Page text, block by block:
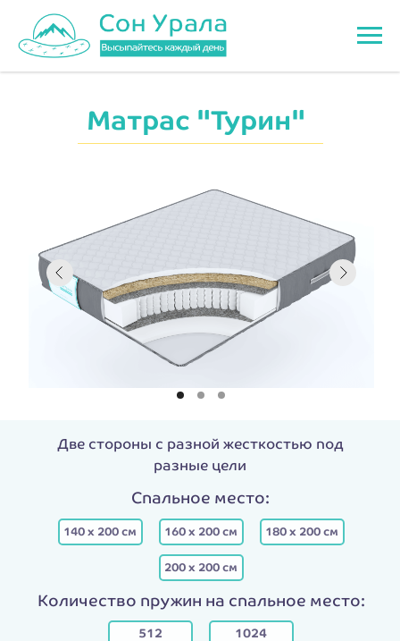
Две стороны с разной жесткостью под
разные цели
Матрас "Турин"
140 х 200 см 160 х 200 см 180 х 200 см
200 х 200 см
512 1024
Количество пружин на спальное место:
Спальное место: